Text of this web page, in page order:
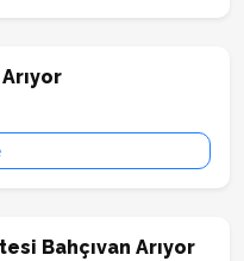
Bahçıvan Arıyor